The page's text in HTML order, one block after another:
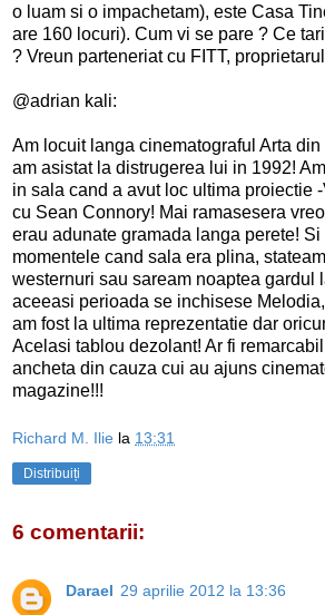
o luam si o impachetam), este Casa
are 160 locuri). Cum vi se pare ? Ce
? Vreun parteneriat cu FITT,
@adrian kali:
Am locuit langa cinematograful Arta
am asistat la distrugerea lui in 1992!
in sala cand a avut loc ultima proiectie
cu Sean Connory! Mai ramasesera
erau adunate gramada langa perete!
momentele cand sala era plina,
westernuri sau saream noaptea gardul
aceeasi perioada se inchisese
am fost la ultima reprezentatie dar
Acelasi tablou dezolant! Ar fi
ancheta din cauza cui au ajuns
magazine!!!
Richard M. Ilie la 13:31
Distribuiți
6 comentarii:
Darael 29 aprilie 2012 la 13:36